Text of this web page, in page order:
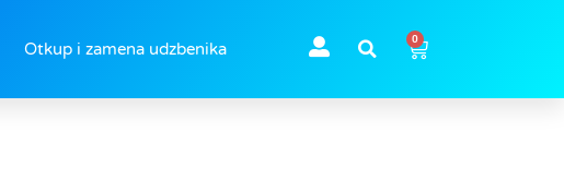
Otkup i zamena udzbenika
0